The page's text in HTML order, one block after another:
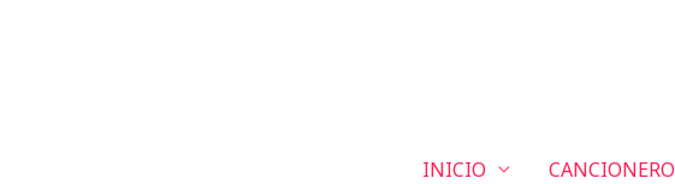
INICIO CANCIONERO